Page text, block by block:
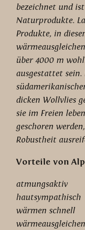
bezeichnet und
Naturprodukte.
Produkte, in
über 4000 m
ausgestattet sein.
dicken Wollvlies
sie im Freien
geschoren
Robustheit
Vorteile von
atmungsaktiv
hautsympathisch
wärmen schnell